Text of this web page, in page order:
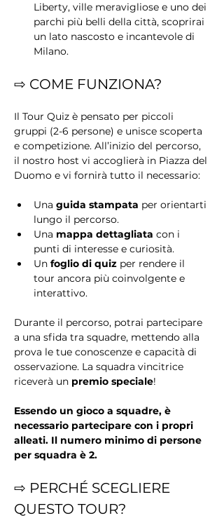
Liberty, ville meravigliose e uno dei
parchi più belli della città, scoprirai
un lato nascosto e incantevole di
Milano.
⇨ COME FUNZIONA?
Il Tour Quiz è pensato per piccoli
gruppi (2-6 persone) e unisce scoperta
e competizione. All’inizio del percorso,
il nostro host vi accoglierà in Piazza del
Duomo e vi fornirà tutto il necessario:
Una guida stampata per orientarti
lungo il percorso.
Una mappa dettagliata con i
punti di interesse e curiosità.
Un foglio di quiz per rendere il
tour ancora più coinvolgente e
interattivo.
Durante il percorso, potrai partecipare
a una sfida tra squadre, mettendo alla
prova le tue conoscenze e capacità di
osservazione. La squadra vincitrice
riceverà un premio speciale!
Essendo un gioco a squadre, è
necessario partecipare con i propri
alleati. Il numero minimo di persone
per squadra è 2.
⇨ PERCHÉ SCEGLIERE
QUESTO TOUR?